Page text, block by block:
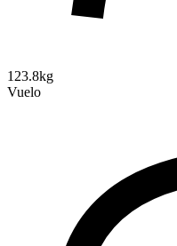
123.8kg
Vuelo